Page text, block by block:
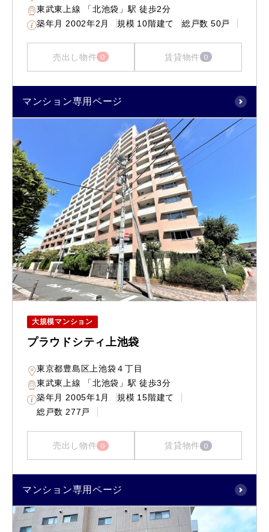
東武東上線 「北池袋」駅 徒歩2分
築年月 2002年2月 規模 10階建て 総戸数 50戸
売出し物件 0 賃貸物件 0
マンション専用ページ
大規模マンション
プラウドシティ上池袋
東京都豊島区上池袋４丁目
東武東上線 「北池袋」駅 徒歩3分
築年月 2005年1月 規模 15階建て
総戸数 277戸
売出し物件 0 賃貸物件 0
マンション専用ページ